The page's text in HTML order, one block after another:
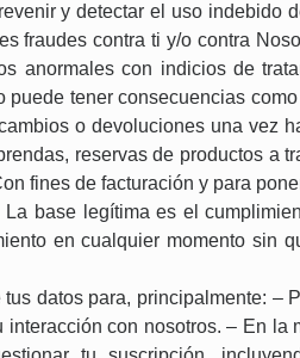
y detectar el uso indebido
fraudes contra ti y/o contra
anormales con indicios de
tener consecuencias
o devoluciones una vez
reservas de productos a
fines de facturación y para
base legítima es el
en cualquier momento sin
datos para, principalmente: –
con nosotros. – En la